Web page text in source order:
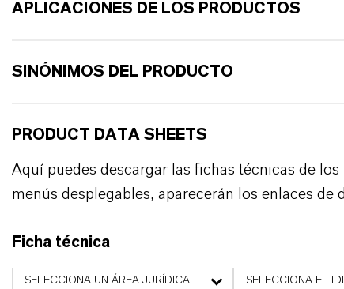
APLICACIONES DE LOS PRODUCTOS
SINÓNIMOS DEL PRODUCTO
PRODUCT DATA SHEETS
Aquí puedes descargar las fichas técnicas de
menús desplegables, aparecerán los enlaces de
Ficha técnica
SELECCIONA UN ÁREA JURÍDICA SELECCIONA EL